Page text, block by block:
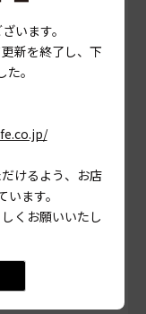
麸「玉 -TAMA
め物件
イフ 二条駅前
街すぐ！充実設
1LDK」
います。
新を終了し、下
。
けるよう、お店
ます。
くお願いいたし